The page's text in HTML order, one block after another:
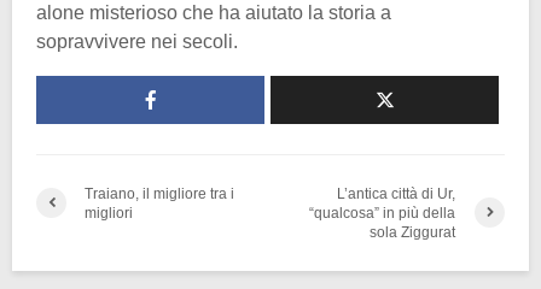
alone misterioso che ha aiutato la storia a
sopravvivere nei secoli.
Traiano, il migliore tra i
migliori
L’antica città di Ur,
“qualcosa” in più della
sola Ziggurat